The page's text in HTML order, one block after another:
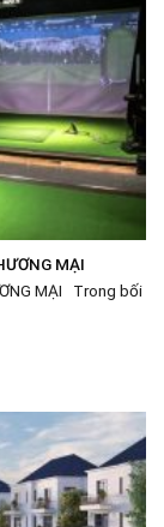
MẠI
MẠI Trong bối